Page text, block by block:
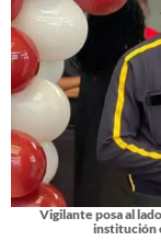
Vigilante posa al
institución